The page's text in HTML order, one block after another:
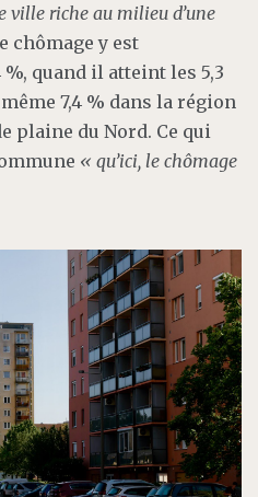
ville riche au milieu d’une
chômage y est
quand il atteint les 5,3
7,4 % dans la région
plaine du Nord. Ce qui
« qu’ici, le chômage